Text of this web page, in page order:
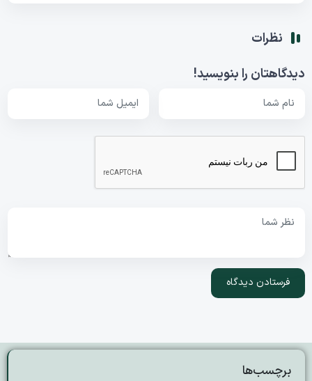
نظرات
دیدگاهتان را بنویسید!
برچسب‌ها